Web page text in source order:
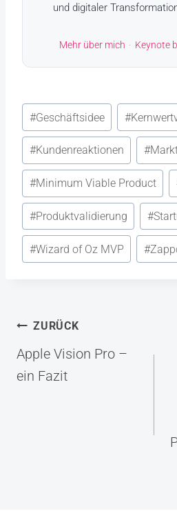
und digitaler
Mehr über mich · Keynote
Schlagworte:
#Geschäftsidee #
#Kundenreaktionen #
#Minimum Viable Product
#Produktvalidierung #
#Wizard of Oz MVP #
ZURÜCK
Apple Vision Pro –
ein Fazit